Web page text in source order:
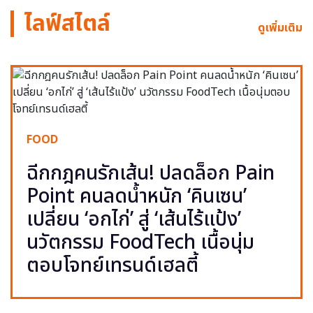
ไลฟ์สไตล์ ดูเพิ่มเติม
FOOD
ฉีกกฎคนรักเส้น! ปลดล็อก Pain
Point คนลดน้ำหนัก ‘คินเซน’
เปลี่ยน ‘อกไก่’ สู่ ‘เส้นไร้แป้ง’
นวัตกรรม FoodTech เนื้อนุ่ม
ตอบโจทย์เทรนด์เฮลตี้